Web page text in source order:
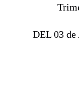
DEL 03